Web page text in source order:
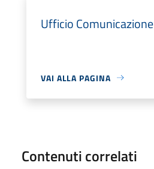
Ufficio Comunicazione
VAI ALLA PAGINA
Contenuti correlati